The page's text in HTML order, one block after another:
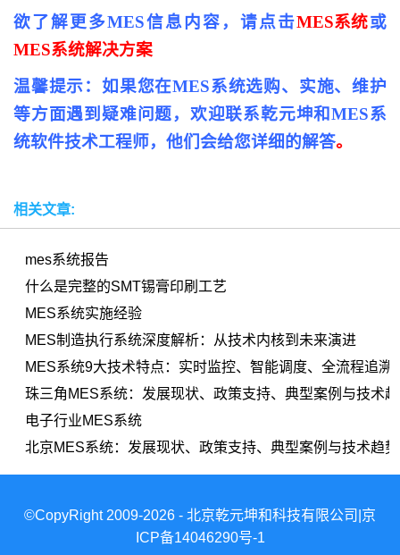
欲了解更多MES信息内容，请点击MES系统或
MES系统解决方案
温馨提示：如果您在MES系统选购、实施、维护
等方面遇到疑难问题，欢迎联系乾元坤和MES系
统软件技术工程师，他们会给您详细的解答。
相关文章:
mes系统报告
什么是完整的SMT锡膏印刷工艺
MES系统实施经验
MES制造执行系统深度解析：从技术内核到未来演进
MES系统9大技术特点：实时监控、智能调度、全流程追溯
珠三角MES系统：发展现状、政策支持、典型案例与技术
电子行业MES系统
北京MES系统：发展现状、政策支持、典型案例与技术趋势
©CopyRight 2009-2026 - 北京乾元坤和科技有限公司|京
ICP备14046290号-1